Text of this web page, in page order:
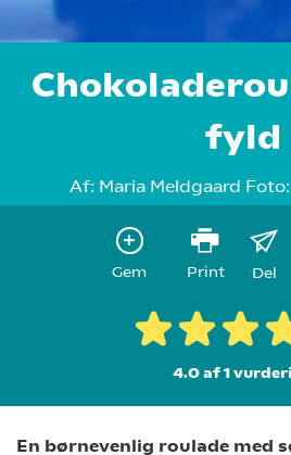
fyld
Af: Maria Meldgaard Foto:
Gem Print Del
4.0 af 1
En børnevenlig roulade med